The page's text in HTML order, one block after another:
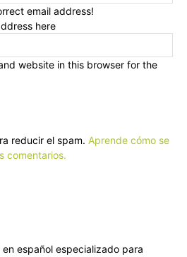
email address!
here
website in this browser for the
reducir el spam. Aprende cómo se
comentarios.
español especializado para